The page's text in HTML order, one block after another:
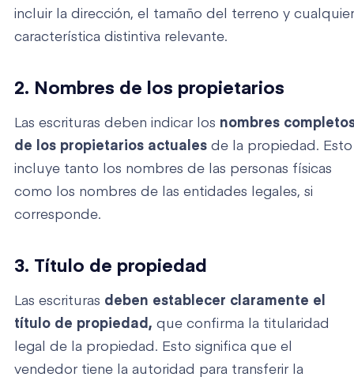
incluir la dirección, el tamaño del terreno y cualquier
característica distintiva relevante.
2. Nombres de los propietarios
Las escrituras deben indicar los nombres
de los propietarios actuales de la propiedad. Esto
incluye tanto los nombres de las personas físicas
como los nombres de las entidades legales, si
corresponde.
3. Título de propiedad
Las escrituras deben establecer claramente el
título de propiedad, que confirma la titularidad
legal de la propiedad. Esto significa que el
vendedor tiene la autoridad para transferir la